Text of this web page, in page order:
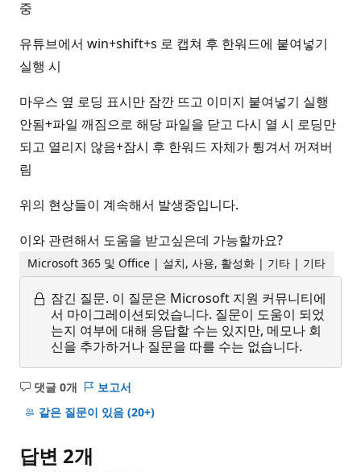
중
유튜브에서 win+shift+s 로 캡쳐 후 한워드에 붙여넣기
실행 시
마우스 옆 로딩 표시만 잠깐 뜨고 이미지 붙여넣기 실행
안됨+파일 깨짐으로 해당 파일을 닫고 다시 열 시 로딩만
되고 열리지 않음+잠시 후 한워드 자체가 튕겨서 꺼져버
림
위의 현상들이 계속해서 발생중입니다.
이와 관련해서 도움을 받고싶은데 가능할까요?
Microsoft 365 및 Office | 설치, 사용, 활성화 | 기타 | 기타
잠긴 질문. 이 질문은 Microsoft 지원 커뮤니티에
서 마이그레이션되었습니다. 질문이 도움이 되었
는지 여부에 대해 응답할 수는 있지만, 메모나 회
신을 추가하거나 질문을 따를 수는 없습니다.
댓글 0개
설
명
음
보고서
같은 질문이 있음 (20+)
답변 2개